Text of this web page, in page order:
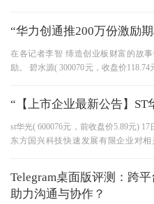
“华力创通推200万份激励
在各记者李智 缔造创业板财富的故
励。 碧水源( 300070元，收盘价118.74
“【上市企业最新公告】ST
st华光( 600076元，前收盘价5.89元)
东方国兴科技快速发展有限企业对
Telegram桌面版评测：跨
助力沟通与协作？